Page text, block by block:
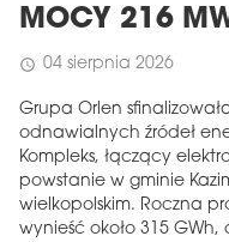
MOCY 216
schedule 04 sierpnia 2026
Grupa Orlen
odnawialnych źródeł
Kompleks, łączący
powstanie w gminie
wielkopolskim. Roczna
wynieść około 315